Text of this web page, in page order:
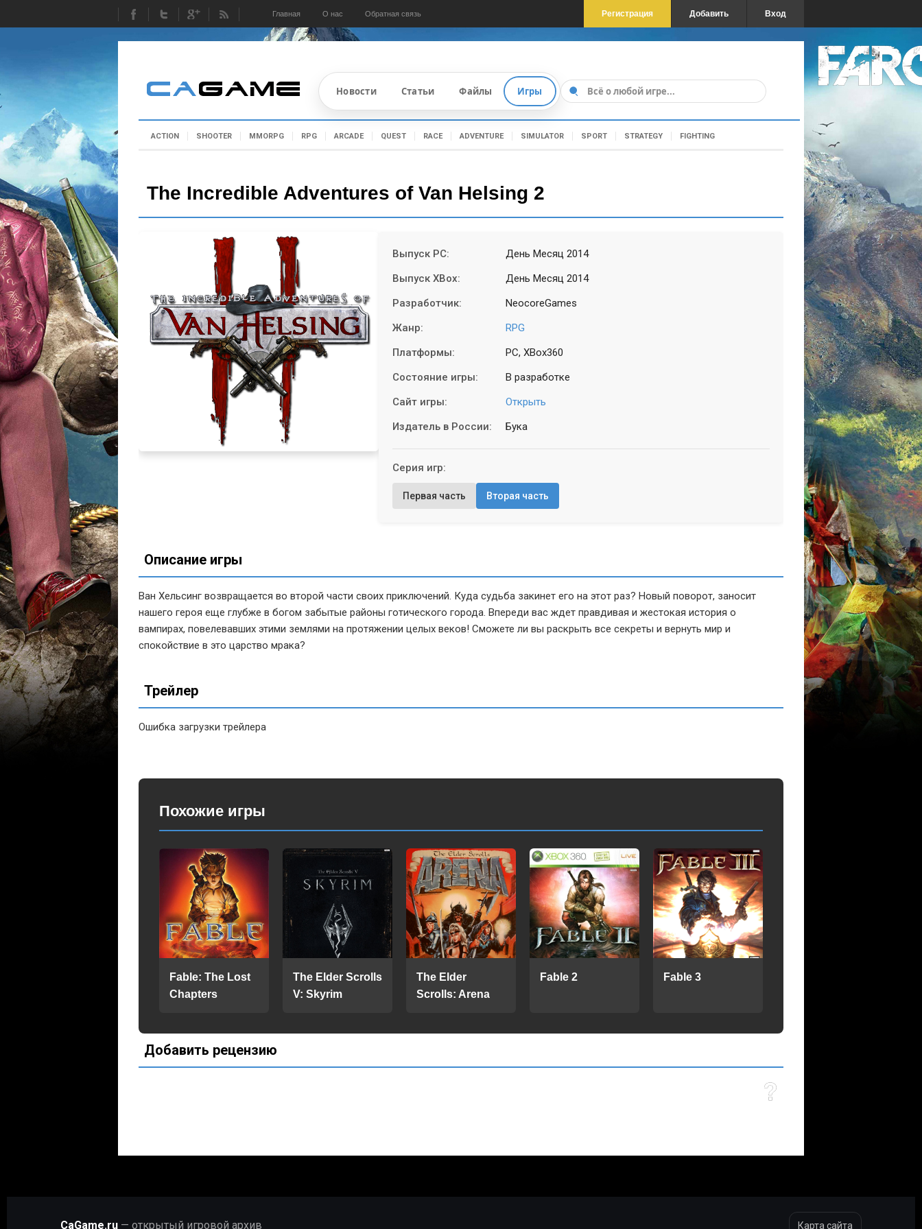
Новости Статьи Файлы Игры
ACTION SHOOTER MMORPG RPG ARCADE QUEST RACE ADVENTURE SIMULATOR SPORT STRATEGY FIGHTING
The Incredible Adventures of Van Helsing 2
Выпуск PC:
День Месяц 2014
Выпуск XBox:
День Месяц 2014
Разработчик:
NeocoreGames
Жанр:
RPG
Платформы:
PC, XBox360
Состояние игры:
В разработке
Сайт игры:
Открыть
Издатель в России:
Бука
Серия игр:
Первая часть Вторая часть
Описание игры
Ван Хельсинг возвращается во второй части своих приключений. Куда судьба закинет его на этот раз? Новый поворот, заносит
нашего героя еще глубже в богом забытые районы готического города. Впереди вас ждет правдивая и жестокая история о
вампирах, повелевавших этими землями на протяжении целых веков! Сможете ли вы раскрыть все секреты и вернуть мир и
спокойствие в это царство мрака?
Трейлер
Ошибка загрузки трейлера
Похожие игры
Fable: The Lost
Chapters
The Elder Scrolls
V: Skyrim
The Elder
Scrolls: Arena
Fable 2 Fable 3
Добавить рецензию
CaGame.ru — открытый игровой архив Карта сайта
Главная О нас Обратная связь Регистрация Добавить Вход